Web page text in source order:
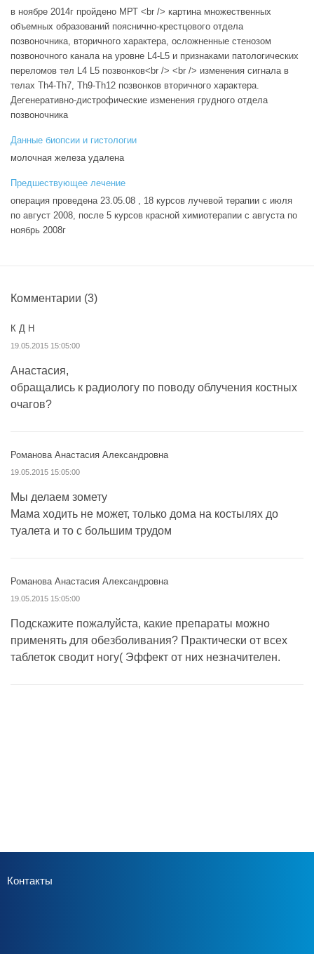
в ноябре 2014г пройдено МРТ <br /> картина множественных
объемных образований пояснично-крестцового отдела
позвоночника, вторичного характера, осложненные стенозом
позвоночного канала на уровне L4-L5 и признаками патологических
переломов тел L4 L5 позвонков<br /> <br /> изменения сигнала в
телах Th4-Th7, Th9-Th12 позвонков вторичного характера.
Дегенеративно-дистрофические изменения грудного отдела
позвоночника
Данные биопсии и гистологии
молочная железа удалена
Предшествующее лечение
операция проведена 23.05.08 , 18 курсов лучевой терапии с июля
по август 2008, после 5 курсов красной химиотерапии с августа по
ноябрь 2008г
Комментарии (3)
К Д Н
19.05.2015 15:05:00
Анастасия,
обращались к радиологу по поводу облучения костных
очагов?
Романова Анастасия Александровна
19.05.2015 15:05:00
Мы делаем зомету
Мама ходить не может, только дома на костылях до
туалета и то с большим трудом
Романова Анастасия Александровна
19.05.2015 15:05:00
Подскажите пожалуйста, какие препараты можно
применять для обезболивания? Практически от всех
таблеток сводит ногу( Эффект от них незначителен.
Контакты